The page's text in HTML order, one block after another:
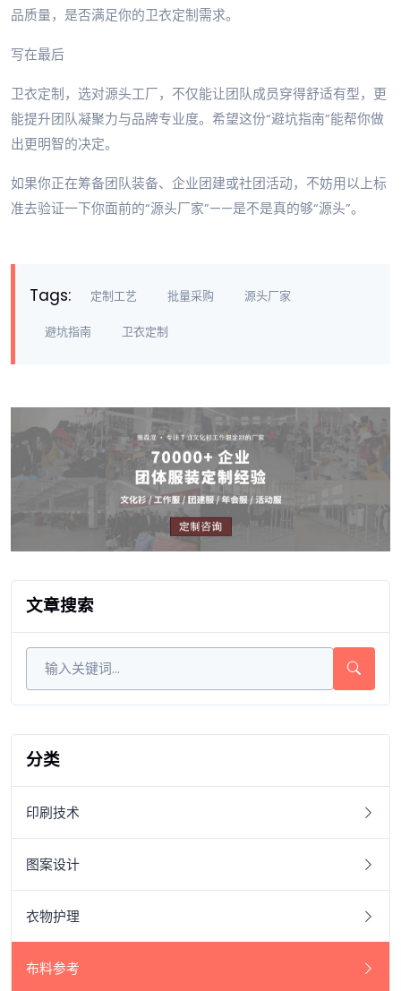
品质量，是否满足你的卫衣定制需求。
写在最后
卫衣定制，选对源头工厂，不仅能让团队成员穿得舒适有型，更
能提升团队凝聚力与品牌专业度。希望这份“避坑指南”能帮你做
出更明智的决定。
如果你正在筹备团队装备、企业团建或社团活动，不妨用以上标
准去验证一下你面前的“源头厂家”——是不是真的够“源头”。
Tags: 定制工艺 批量采购 源头厂家
避坑指南 卫衣定制
文章搜索
分类
印刷技术
图案设计
衣物护理
布料参考